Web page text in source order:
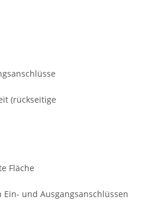
(rückseitige
Fläche
und Ausgangsanschlüssen